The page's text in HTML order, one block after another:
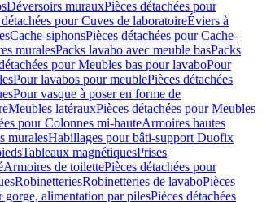
Déversoirs murauxPièces détachées pour
pour Cuves de laboratoireÉviers à
Cache-siphonsPièces détachées pour Cache-
muralesPacks lavabo avec meuble basPacks
pour Meubles bas pour lavaboPour
Pour lavabos pour meublePièces détachées
Pour vasque à poser en forme de
Meubles latérauxPièces détachées pour Meubles
pour Colonnes mi-hauteArmoires hautes
muralesHabillages pour bâti-support Duofix
Tableaux magnétiquesPrises
Armoires de toilettePièces détachées pour
RobinetteriesRobinetteries de lavaboPièces
gorge, alimentation par pilesPièces détachées